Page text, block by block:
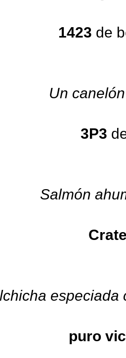
1423 de
Un
3P3
Salmón
especiada
puro